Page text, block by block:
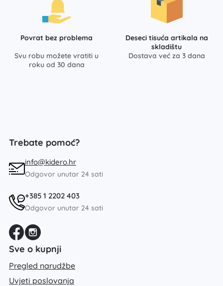
Povrat bez problema
Svu robu možete vratiti u
roku od 30 dana
Deseci tisuća artikala na
skladištu
Dostava već za 3 dana
Trebate pomoć?
info@kidero.hr
Odgovor unutar 24 sati
+385 1 2202 403
Odgovor unutar 24 sati
Sve o kupnji
Pregled narudžbe
Uvjeti poslovanja